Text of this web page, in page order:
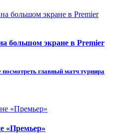
большом экране в Premier
главный матч турнира
«Премьер»